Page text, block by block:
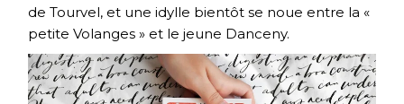
de Tourvel, et une idylle bientôt se noue entre la «
petite Volanges » et le jeune Danceny.